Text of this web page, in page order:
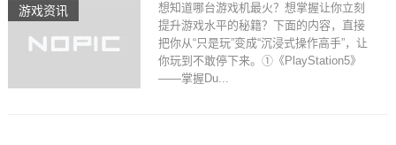
游戏资讯
想知道哪台游戏机最火？想掌握让你立刻
提升游戏水平的秘籍？下面的内容，直接
把你从“只是玩”变成“沉浸式操作高手”，让
你玩到不敢停下来。①《PlayStation5》
——掌握Du...